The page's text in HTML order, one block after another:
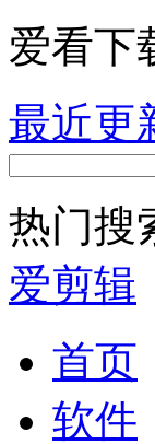
爱看下
最近更
热门搜
爱剪辑
首页
软件